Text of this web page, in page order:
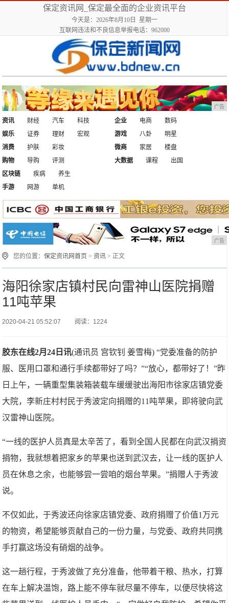
保定资讯网_保定最全面的企业资讯平台
今天是：2026年8月10日 星期一
互联网违法和不良信息举报电话：962000
广告
资讯 财经 汽车
科技
娱乐
证券 理财 宏观
企业 电商
数码
游戏
八卦
明星
消费
护肤
彩妆
购物
导购 评测
微商 家居
楼盘
大数据
课程
出国
区块链
疾病
养生
手游
网游 单机
广告
您的位置：保定资讯网首页 >资讯 > 正文
海阳徐家店镇村民向雷神山医院捐赠
11吨苹果
2020-04-21 05:52:07 阅读：1224
胶东在线2月24日讯(通讯员 宫钦钊 姜雪梅) “党委准备的防护
服、医用口罩和通行手续都带好了吗？”“放心，都带好了！”昨
日上午，一辆重型集装箱装载车缓缓驶出海阳市徐家店镇党委
大院，李新庄村村民于秀波定向捐赠的11吨苹果，即将驶向武
汉雷神山医院。
“一线的医护人员真是太辛苦了，看到全国人民都在向武汉捐资
捐物，我就想着把家乡的苹果也送到武汉去，让一线的医护人
员在休息之余，也能够尝一尝咱的烟台苹果。”捐赠人于秀波
说。
不仅如此，于秀波还向徐家店镇党委、政府捐赠了价值1万元
的物资，希望能够贡献自己的一份力量，与党委、政府共同携
手打赢这场没有硝烟的战争。
这一趟行程，于秀波做了充分准备，他带着干粮、热水，打算
在车上解决温饱，路上能不停车就尽量不停车，以便尽快将这